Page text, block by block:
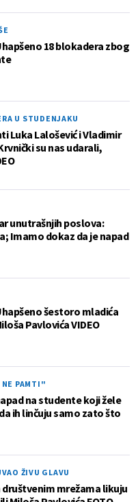
18 blokadera zbog
U STUDENJAKU
Luka Lalošević i Vladimir
su nas udarali,
unutrašnjih poslova:
Imamo dokaz da je napad
šestoro mladića
Pavlovića VIDEO
NE PAMTI"
na studente koji žele
ih linčuju samo zato što
ŽIVU GLAVU
mrežama likuju